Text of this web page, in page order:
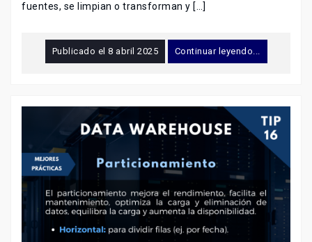
fuentes, se limpian o transforman y […]
Publicado el 8 abril 2025 Continuar leyendo...